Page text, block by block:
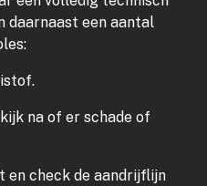
daarnaast een aantal
na of er schade of
en check de aandrijflijn